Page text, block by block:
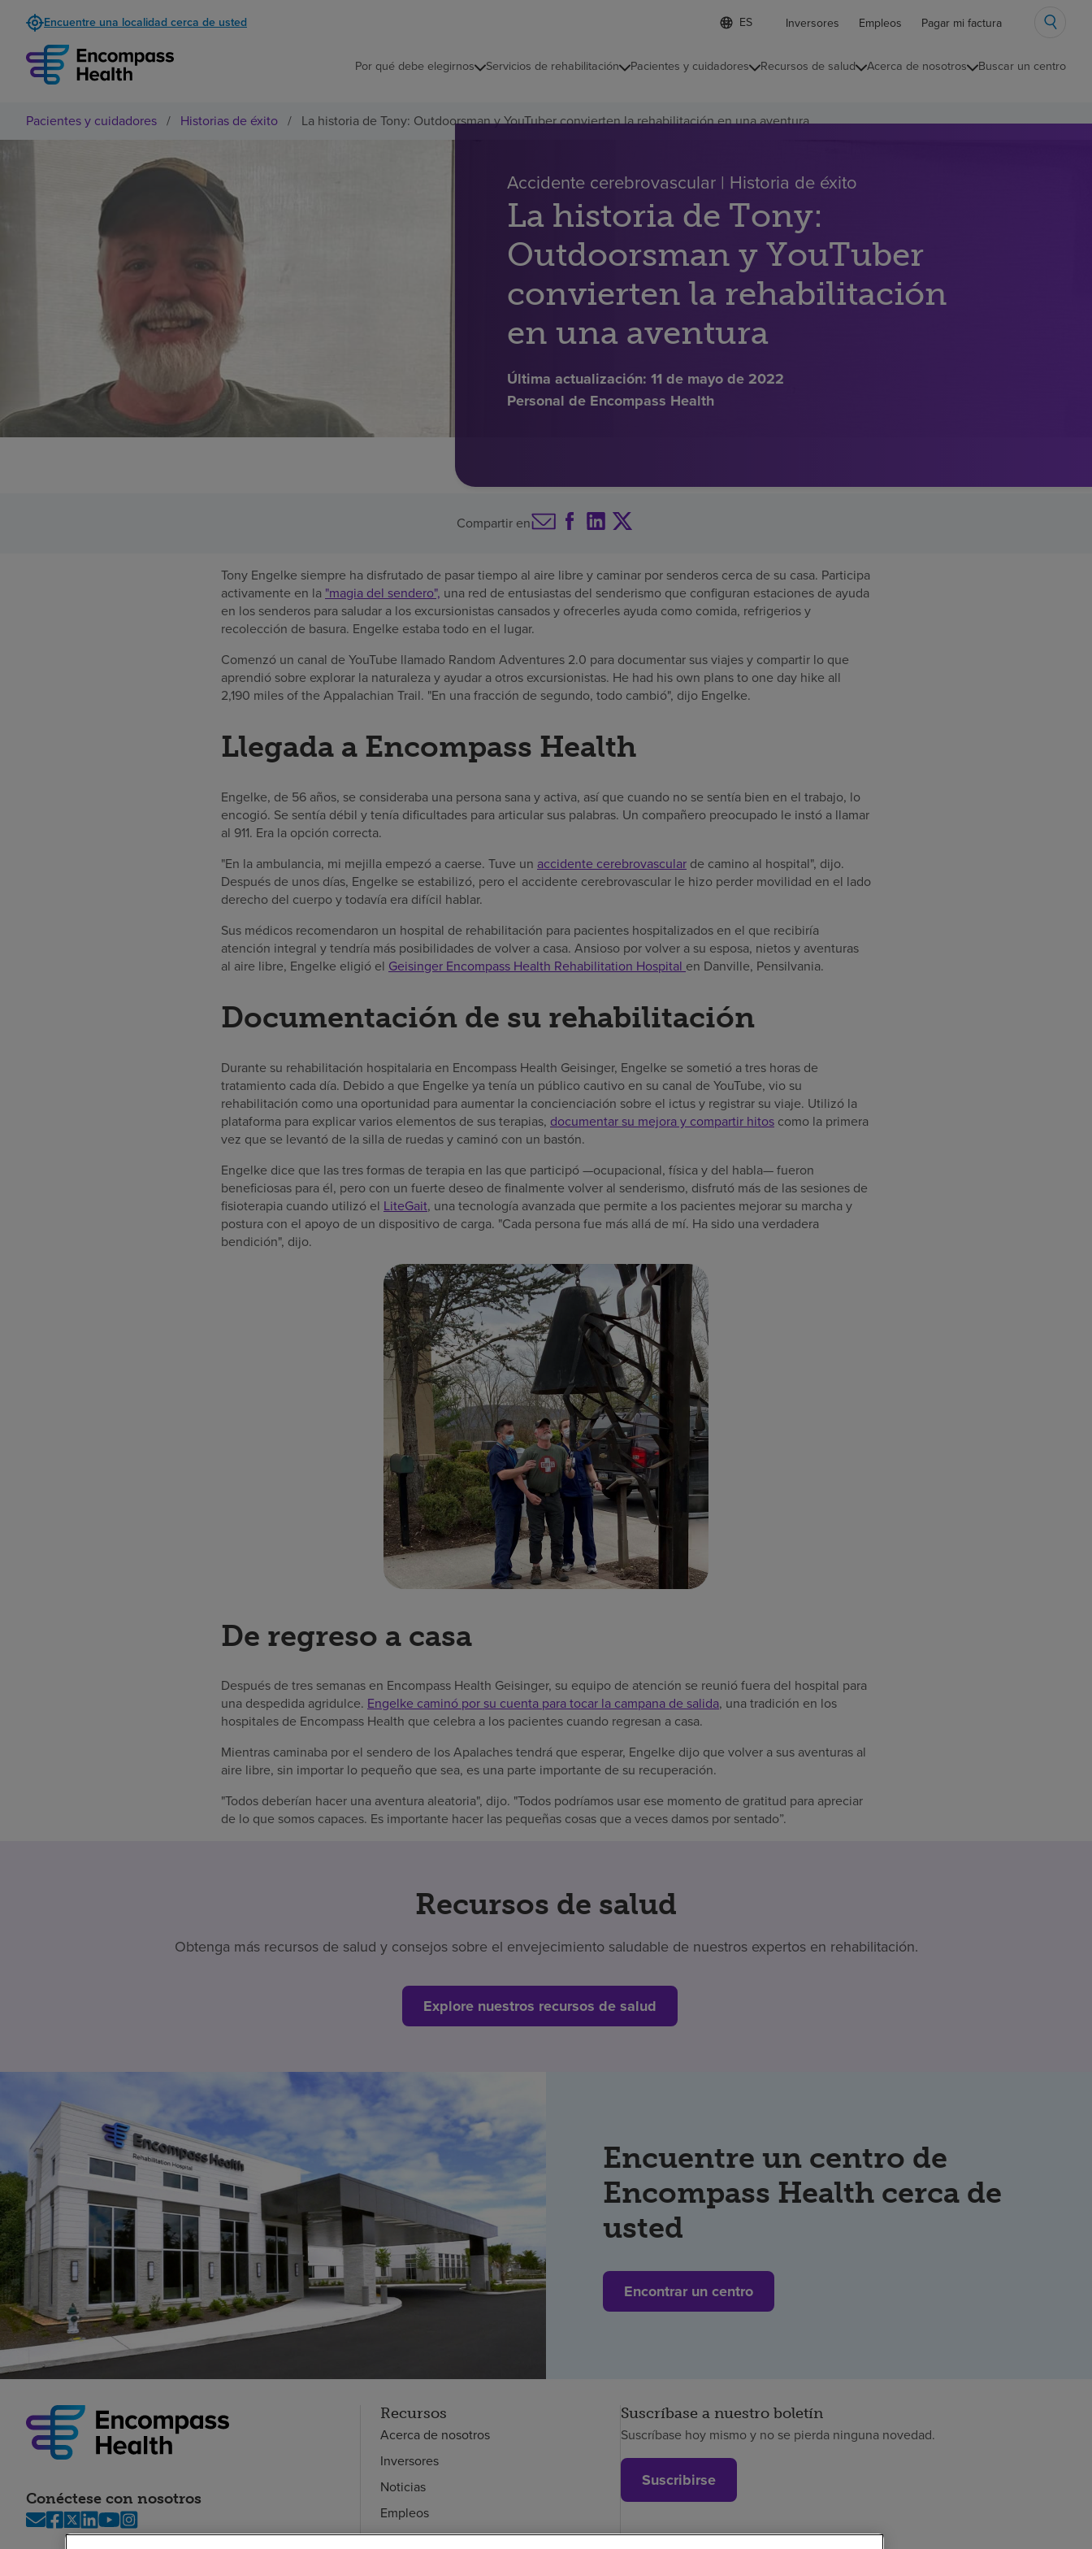
Encuentre una localidad cerca de usted
Lista
de
contraída
d
o
e
c
o
a
d
Inversores Empleos Pagar mi factura
Por qué debe elegirnos Servicios de rehabilitación Pacientes y cuidadores Recursos de salud Acerca de nosotros Buscar un centro
Pacientes y cuidadores / Historias de éxito / La historia de Tony: Outdoorsman y YouTuber convierten la rehabilitación en una aventura
Accidente cerebrovascular | Historia de éxito
La historia de Tony:
Outdoorsman y YouTuber
convierten la rehabilitación
en una aventura
Última actualización: 11 de mayo de 2022
Personal de Encompass Health
Compartir en
Tony Engelke siempre ha disfrutado de pasar tiempo al aire libre y caminar por senderos cerca de su casa. Participa
activamente en la "magia del sendero", una red de entusiastas del senderismo que configuran estaciones de ayuda
en los senderos para saludar a los excursionistas cansados y ofrecerles ayuda como comida, refrigerios y
recolección de basura. Engelke estaba todo en el lugar.
Comenzó un canal de YouTube llamado Random Adventures 2.0 para documentar sus viajes y compartir lo que
aprendió sobre explorar la naturaleza y ayudar a otros excursionistas. He had his own plans to one day hike all
2,190 miles of the Appalachian Trail. "En una fracción de segundo, todo cambió", dijo Engelke.
Llegada a Encompass Health
Engelke, de 56 años, se consideraba una persona sana y activa, así que cuando no se sentía bien en el trabajo, lo
encogió. Se sentía débil y tenía dificultades para articular sus palabras. Un compañero preocupado le instó a llamar
al 911. Era la opción correcta.
"En la ambulancia, mi mejilla empezó a caerse. Tuve un accidente cerebrovascular de camino al hospital", dijo.
Después de unos días, Engelke se estabilizó, pero el accidente cerebrovascular le hizo perder movilidad en el lado
derecho del cuerpo y todavía era difícil hablar.
Sus médicos recomendaron un hospital de rehabilitación para pacientes hospitalizados en el que recibiría
atención integral y tendría más posibilidades de volver a casa. Ansioso por volver a su esposa, nietos y aventuras
al aire libre, Engelke eligió el Geisinger Encompass Health Rehabilitation Hospital en Danville, Pensilvania.
Documentación de su rehabilitación
Durante su rehabilitación hospitalaria en Encompass Health Geisinger, Engelke se sometió a tres horas de
tratamiento cada día. Debido a que Engelke ya tenía un público cautivo en su canal de YouTube, vio su
rehabilitación como una oportunidad para aumentar la concienciación sobre el ictus y registrar su viaje. Utilizó la
plataforma para explicar varios elementos de sus terapias, documentar su mejora y compartir hitos como la primera
vez que se levantó de la silla de ruedas y caminó con un bastón.
Engelke dice que las tres formas de terapia en las que participó —ocupacional, física y del habla— fueron
beneficiosas para él, pero con un fuerte deseo de finalmente volver al senderismo, disfrutó más de las sesiones de
fisioterapia cuando utilizó el LiteGait, una tecnología avanzada que permite a los pacientes mejorar su marcha y
postura con el apoyo de un dispositivo de carga. "Cada persona fue más allá de mí. Ha sido una verdadera
bendición", dijo.
De regreso a casa
Después de tres semanas en Encompass Health Geisinger, su equipo de atención se reunió fuera del hospital para
una despedida agridulce. Engelke caminó por su cuenta para tocar la campana de salida, una tradición en los
hospitales de Encompass Health que celebra a los pacientes cuando regresan a casa.
Mientras caminaba por el sendero de los Apalaches tendrá que esperar, Engelke dijo que volver a sus aventuras al
aire libre, sin importar lo pequeño que sea, es una parte importante de su recuperación.
"Todos deberían hacer una aventura aleatoria", dijo. "Todos podríamos usar ese momento de gratitud para apreciar
de lo que somos capaces. Es importante hacer las pequeñas cosas que a veces damos por sentado”.
Recursos de salud
Obtenga más recursos de salud y consejos sobre el envejecimiento saludable de nuestros expertos en rehabilitación.
Explore nuestros recursos de salud
Encuentre un centro de
Encompass Health cerca de
usted
Encontrar un centro
Conéctese con nosotros
Recursos
Acerca de nosotros
Inversores
Noticias
Empleos
Empleados
Suscríbase a nuestro boletín
Suscríbase hoy mismo y no se pierda ninguna novedad.
Suscribirse